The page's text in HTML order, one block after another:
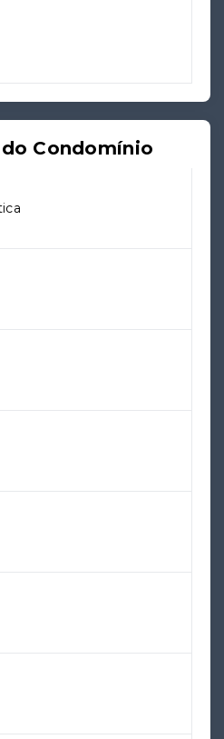
Condomínio